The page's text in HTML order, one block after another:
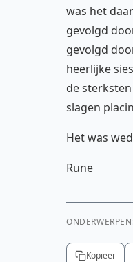
was het
gevolgd
gevolgd
heerlijke
de
slagen
Het was
Rune
Kopieer